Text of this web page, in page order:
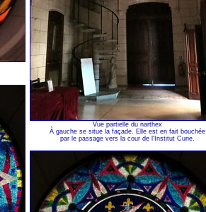
Vue partielle du narthex
À gauche se situe la façade. Elle est en fait bouchée
par le passage vers la cour de l'Institut Curie.